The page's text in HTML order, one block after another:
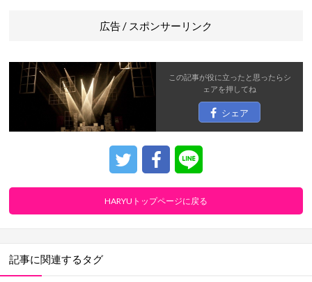
広告 / スポンサーリンク
この記事が役に立ったと思ったらシ
ェアを押してね
シェア
HARYUトップページに戻る
記事に関連するタグ